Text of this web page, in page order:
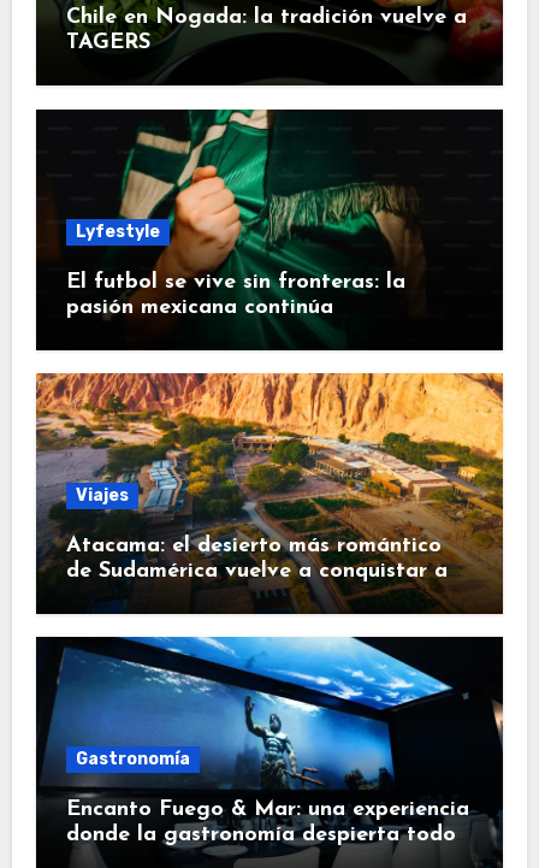
Chile en Nogada: la tradición vuelve a
TAGERS
Lyfestyle
El futbol se vive sin fronteras: la
pasión mexicana continúa
Viajes
Atacama: el desierto más romántico
de Sudamérica vuelve a conquistar a
los viajeros
Gastronomía
Encanto Fuego & Mar: una experiencia
donde la gastronomía despierta todos
los sentidos